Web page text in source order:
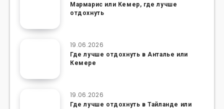
Мармарис или Кемер, где лучше
отдохнуть
19.06.2026
Где лучше отдохнуть в Анталье или
Кемере
19.06.2026
Где лучше отдохнуть в Тайланде или